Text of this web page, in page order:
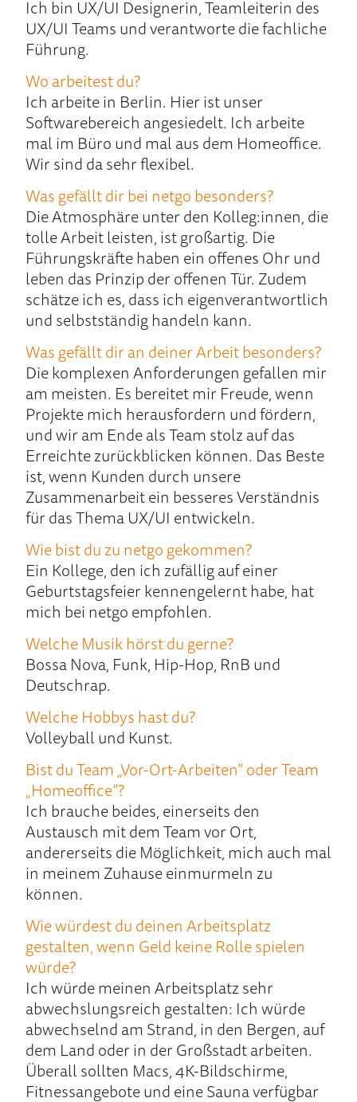
Ich bin UX/UI Designerin, Teamleiterin des
UX/UI Teams und verantworte die fachliche
Führung.
Wo arbeitest du?
Ich arbeite in Berlin. Hier ist unser
Softwarebereich angesiedelt. Ich arbeite
mal im Büro und mal aus dem Homeoffice.
Wir sind da sehr flexibel.
Was gefällt dir bei netgo besonders?
Die Atmosphäre unter den Kolleg:innen, die
tolle Arbeit leisten, ist großartig. Die
Führungskräfte haben ein offenes Ohr und
leben das Prinzip der offenen Tür. Zudem
schätze ich es, dass ich eigenverantwortlich
und selbstständig handeln kann.
Was gefällt dir an deiner Arbeit besonders?
Die komplexen Anforderungen gefallen mir
am meisten. Es bereitet mir Freude, wenn
Projekte mich herausfordern und fördern,
und wir am Ende als Team stolz auf das
Erreichte zurückblicken können. Das Beste
ist, wenn Kunden durch unsere
Zusammenarbeit ein besseres Verständnis
für das Thema UX/UI entwickeln.
Wie bist du zu netgo gekommen?
Ein Kollege, den ich zufällig auf einer
Geburtstagsfeier kennengelernt habe, hat
mich bei netgo empfohlen.
Welche Musik hörst du gerne?
Bossa Nova, Funk, Hip-Hop, RnB und
Deutschrap.
Welche Hobbys hast du?
Volleyball und Kunst.
Bist du Team „Vor-Ort-Arbeiten“ oder Team
„Homeoffice“?
Ich brauche beides, einerseits den
Austausch mit dem Team vor Ort,
andererseits die Möglichkeit, mich auch mal
in meinem Zuhause einmurmeln zu
können.
Wie würdest du deinen Arbeitsplatz
gestalten, wenn Geld keine Rolle spielen
würde?
Ich würde meinen Arbeitsplatz sehr
abwechslungsreich gestalten: Ich würde
abwechselnd am Strand, in den Bergen, auf
dem Land oder in der Großstadt arbeiten.
Überall sollten Macs, 4K-Bildschirme,
Fitnessangebote und eine Sauna verfügbar